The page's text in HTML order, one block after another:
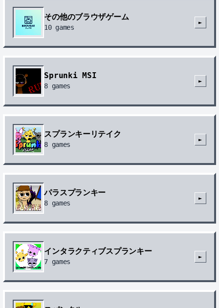
その他のブラウザゲーム
10games
►
Sprunki MSI
8 games
►
スプランキーリテイク
8 games
►
パラスプランキー
8 games
►
インタラクティブスプランキー
7 games
►